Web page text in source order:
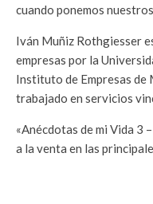
cuando ponemos
Iván Muñiz Rothgiesser
empresas por la
Instituto de Empresas de
trabajado en servicios
«Anécdotas de mi Vida 3
a la venta en las